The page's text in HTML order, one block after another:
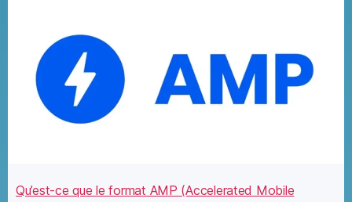
Qu’est-ce que le format AMP (Accelerated Mobile